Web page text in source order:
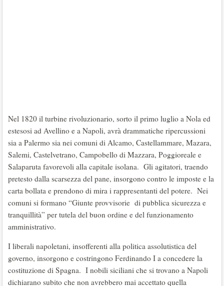
Nel 1820 il turbine rivoluzionario, sorto il primo luglio a Nola ed
estesosi ad Avellino e a Napoli, avrà drammatiche ripercussioni
sia a Palermo sia nei comuni di Alcamo, Castellammare, Mazara,
Salemi, Castelvetrano, Campobello di Mazzara, Poggioreale e
Salaparuta favorevoli alla capitale isolana. Gli agitatori, traendo
pretesto dalla scarsezza del pane, insorgono contro le imposte e la
carta bollata e prendono di mira i rappresentanti del potere. Nei
comuni si formano “Giunte provvisorie di pubblica sicurezza e
tranquillità” per tutela del buon ordine e del funzionamento
amministrativo.
I liberali napoletani, insofferenti alla politica assolutistica del
governo, insorgono e costringono Ferdinando I a concedere la
costituzione di Spagna. I nobili siciliani che si trovano a Napoli
dichiarano subito che non avrebbero mai accettato quella